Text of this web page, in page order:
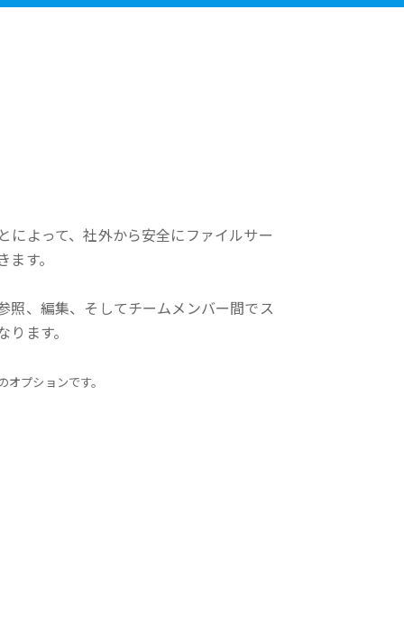
によって、社外から安全にファイルサー
す。
照、編集、そしてチームメンバー間でス
ます。
プションです。